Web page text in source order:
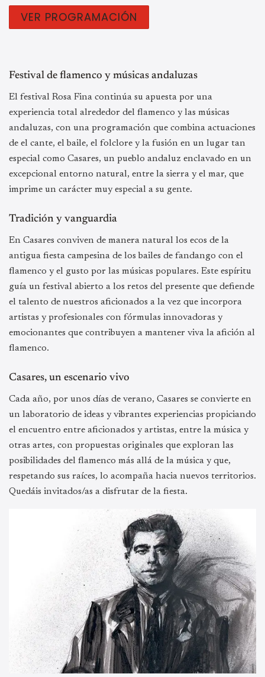
VER PROGRAMACIÓN
Festival de flamenco y músicas andaluzas
El festival Rosa Fina continúa su apuesta por una
experiencia total alrededor del flamenco y las músicas
andaluzas, con una programación que combina actuaciones
de el cante, el baile, el folclore y la fusión en un lugar tan
especial como Casares, un pueblo andaluz enclavado en un
excepcional entorno natural, entre la sierra y el mar, que
imprime un carácter muy especial a su gente.
Tradición y vanguardia
En Casares conviven de manera natural los ecos de la
antigua fiesta campesina de los bailes de fandango con el
flamenco y el gusto por las músicas populares. Este espíritu
guía un festival abierto a los retos del presente que defiende
el talento de nuestros aficionados a la vez que incorpora
artistas y profesionales con fórmulas innovadoras y
emocionantes que contribuyen a mantener viva la afición al
flamenco.
Casares, un escenario vivo
Cada año, por unos días de verano, Casares se convierte en
un laboratorio de ideas y vibrantes experiencias propiciando
el encuentro entre aficionados y artistas, entre la música y
otras artes, con propuestas originales que exploran las
posibilidades del flamenco más allá de la música y que,
respetando sus raíces, lo acompaña hacia nuevos territorios.
Quedáis invitados/as a disfrutar de la fiesta.